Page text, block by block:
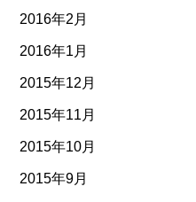
2016年2月
2016年1月
2015年12月
2015年11月
2015年10月
2015年9月